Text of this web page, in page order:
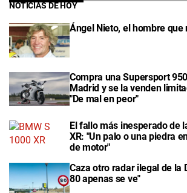
NOTICIAS DE HOY
Ángel Nieto, el hombre que
Compra una Supersport
Madrid y se la venden
"De mal en peor"
El fallo más inesperado de
XR: "Un palo o una piedra
de motor"
Caza otro radar ilegal de la
80 apenas se ve"